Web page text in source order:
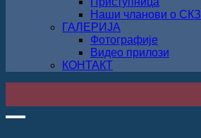
Наши чланови о СКЗ
ГАЛЕРИЈА
Фотографије
Видео прилози
КОНТАКТ